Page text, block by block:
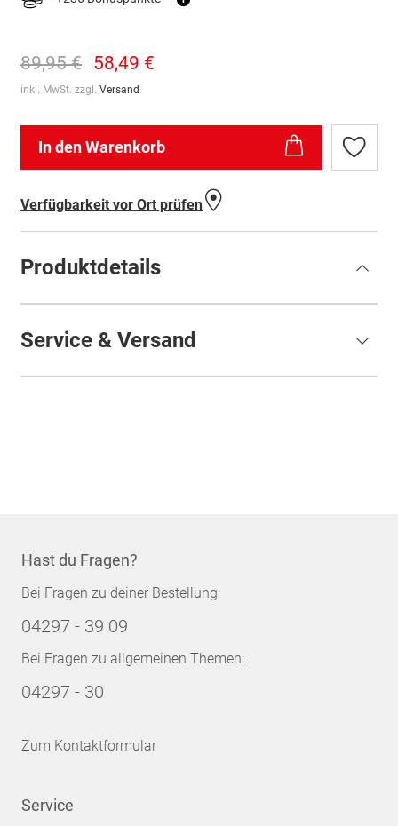
89,95 € 58,49 €
inkl. MwSt. zzgl. Versand
In den Warenkorb
Zur
Verfügbarkeit vor Ort prüfen
Produktdetails
Service & Versand
Hast du Fragen?
Bei Fragen zu deiner Bestellung:
04297 - 39 09
Bei Fragen zu allgemeinen Themen:
04297 - 30
Zum Kontaktformular
Service